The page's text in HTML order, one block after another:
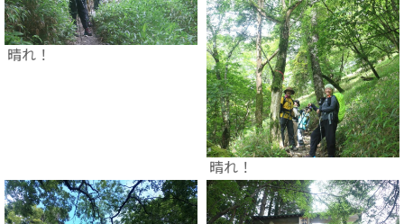
晴れ！
晴れ！